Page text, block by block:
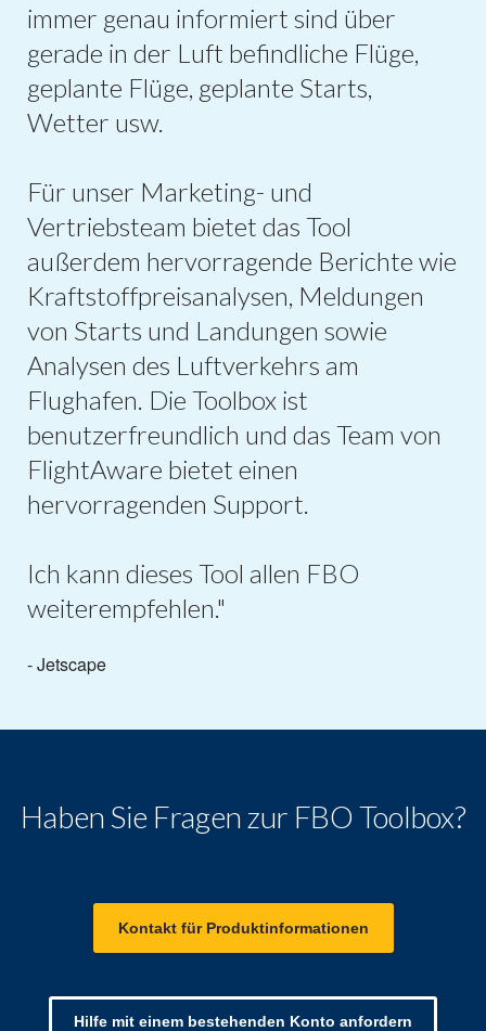
immer genau informiert sind über
gerade in der Luft befindliche Flüge,
geplante Flüge, geplante Starts,
Wetter usw.
Für unser Marketing- und
Vertriebsteam bietet das Tool
außerdem hervorragende Berichte wie
Kraftstoffpreisanalysen, Meldungen
von Starts und Landungen sowie
Analysen des Luftverkehrs am
Flughafen. Die Toolbox ist
benutzerfreundlich und das Team von
FlightAware bietet einen
hervorragenden Support.
Ich kann dieses Tool allen FBO
weiterempfehlen."
- Jetscape
Haben Sie Fragen zur FBO Toolbox?
Kontakt für Produktinformationen
Hilfe mit einem bestehenden Konto anfordern